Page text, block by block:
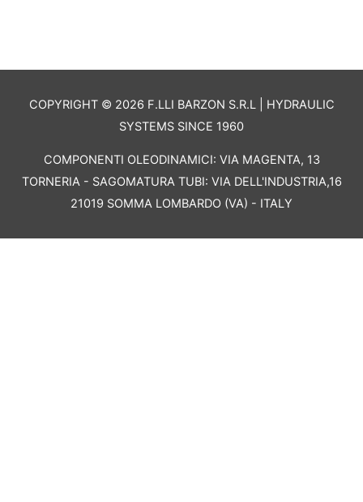
COPYRIGHT © 2026 F.LLI BARZON S.R.L | HYDRAULIC
SYSTEMS SINCE 1960
COMPONENTI OLEODINAMICI: VIA MAGENTA, 13
TORNERIA - SAGOMATURA TUBI: VIA DELL'INDUSTRIA,16
21019 SOMMA LOMBARDO (VA) - ITALY